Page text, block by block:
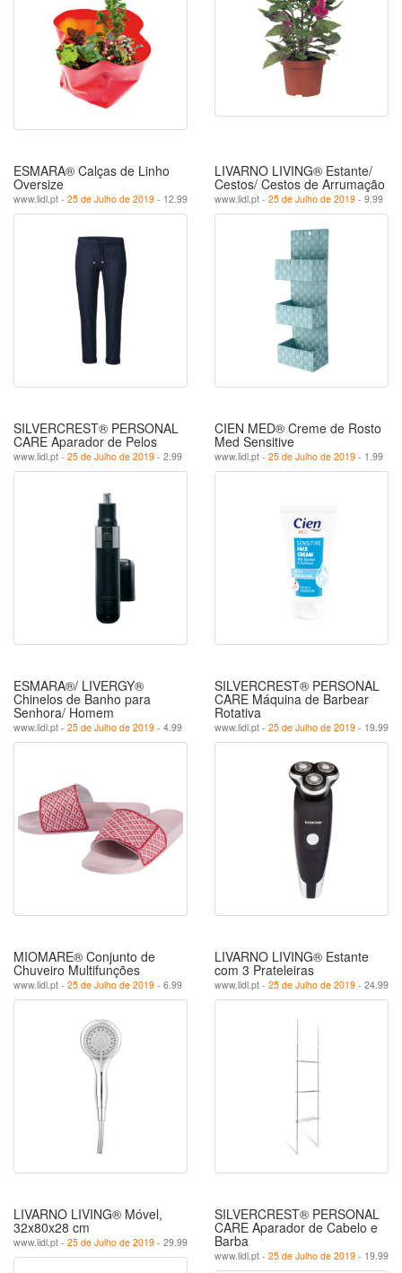
ESMARA® Calças de Linho
Oversize
www.lidl.pt - 25 de Julho de 2019 - 12.99
LIVARNO LIVING® Estante/
Cestos/ Cestos de Arrumação
www.lidl.pt - 25 de Julho de 2019 - 9.99
SILVERCREST® PERSONAL
CARE Aparador de Pelos
www.lidl.pt - 25 de Julho de 2019 - 2.99
CIEN MED® Creme de Rosto
Med Sensitive
www.lidl.pt - 25 de Julho de 2019 - 1.99
ESMARA®/ LIVERGY®
Chinelos de Banho para
Senhora/ Homem
www.lidl.pt - 25 de Julho de 2019 - 4.99
SILVERCREST® PERSONAL
CARE Máquina de Barbear
Rotativa
www.lidl.pt - 25 de Julho de 2019 - 19.99
MIOMARE® Conjunto de
Chuveiro Multifunções
www.lidl.pt - 25 de Julho de 2019 - 6.99
LIVARNO LIVING® Estante
com 3 Prateleiras
www.lidl.pt - 25 de Julho de 2019 - 24.99
LIVARNO LIVING® Móvel,
32x80x28 cm
www.lidl.pt - 25 de Julho de 2019 - 29.99
SILVERCREST® PERSONAL
CARE Aparador de Cabelo e
Barba
www.lidl.pt - 25 de Julho de 2019 - 19.99